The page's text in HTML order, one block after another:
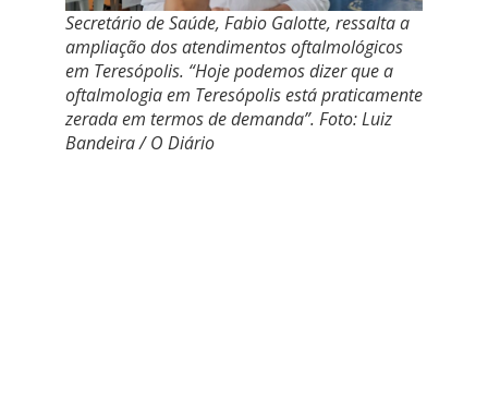
Secretário de Saúde, Fabio Galotte, ressalta a
ampliação dos atendimentos oftalmológicos
em Teresópolis. “Hoje podemos dizer que a
oftalmologia em Teresópolis está praticamente
zerada em termos de demanda”. Foto: Luiz
Bandeira / O Diário